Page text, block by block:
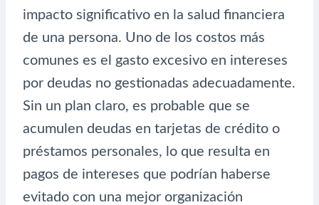
impacto significativo en la salud financiera
de una persona. Uno de los costos más
comunes es el gasto excesivo en intereses
por deudas no gestionadas adecuadamente.
Sin un plan claro, es probable que se
acumulen deudas en tarjetas de crédito o
préstamos personales, lo que resulta en
pagos de intereses que podrían haberse
evitado con una mejor organización